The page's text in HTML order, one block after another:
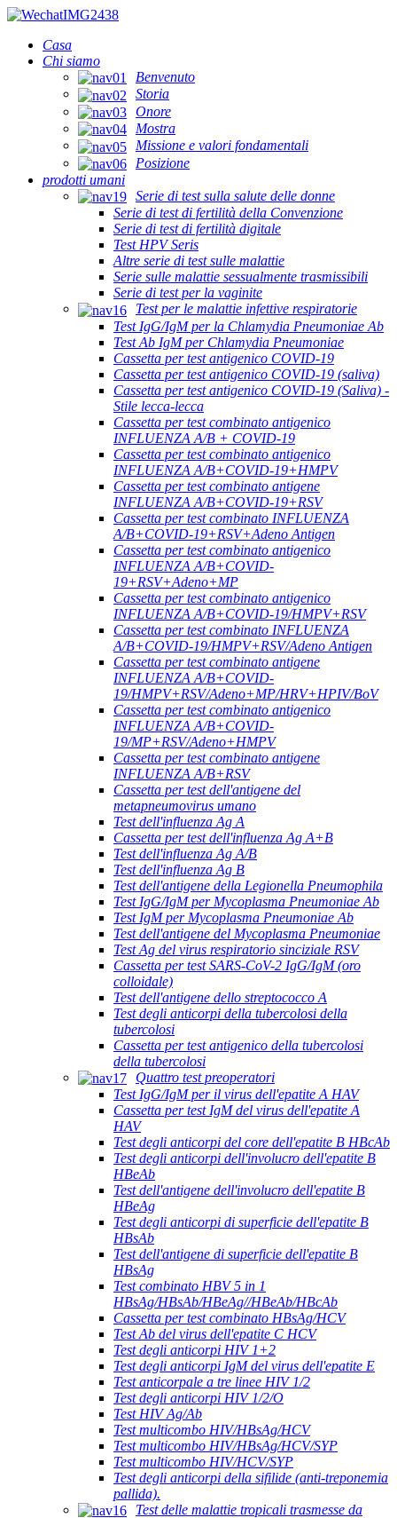
Casa
Chi siamo
Benvenuto
Storia
Onore
Mostra
Missione e valori fondamentali
Posizione
prodotti umani
Serie di test sulla salute delle donne
Serie di test di fertilità della Convenzione
Serie di test di fertilità digitale
Test HPV Seris
Altre serie di test sulle malattie
Serie sulle malattie sessualmente trasmissibili
Serie di test per la vaginite
Test per le malattie infettive respiratorie
Test IgG/IgM per la Chlamydia Pneumoniae Ab
Test Ab IgM per Chlamydia Pneumoniae
Cassetta per test antigenico COVID-19
Cassetta per test antigenico COVID-19 (saliva)
Cassetta per test antigenico COVID-19 (Saliva) -
Stile lecca-lecca
Cassetta per test combinato antigenico
INFLUENZA A/B + COVID-19
Cassetta per test combinato antigenico
INFLUENZA A/B+COVID-19+HMPV
Cassetta per test combinato antigene
INFLUENZA A/B+COVID-19+RSV
Cassetta per test combinato INFLUENZA
A/B+COVID-19+RSV+Adeno Antigen
Cassetta per test combinato antigenico
INFLUENZA A/B+COVID-
19+RSV+Adeno+MP
Cassetta per test combinato antigenico
INFLUENZA A/B+COVID-19/HMPV+RSV
Cassetta per test combinato INFLUENZA
A/B+COVID-19/HMPV+RSV/Adeno Antigen
Cassetta per test combinato antigene
INFLUENZA A/B+COVID-
19/HMPV+RSV/Adeno+MP/HRV+HPIV/BoV
Cassetta per test combinato antigenico
INFLUENZA A/B+COVID-
19/MP+RSV/Adeno+HMPV
Cassetta per test combinato antigene
INFLUENZA A/B+RSV
Cassetta per test dell'antigene del
metapneumovirus umano
Test dell'influenza Ag A
Cassetta per test dell'influenza Ag A+B
Test dell'influenza Ag A/B
Test dell'influenza Ag B
Test dell'antigene della Legionella Pneumophila
Test IgG/IgM per Mycoplasma Pneumoniae Ab
Test IgM per Mycoplasma Pneumoniae Ab
Test dell'antigene del Mycoplasma Pneumoniae
Test Ag del virus respiratorio sinciziale RSV
Cassetta per test SARS-CoV-2 IgG/IgM (oro
colloidale)
Test dell'antigene dello streptococco A
Test degli anticorpi della tubercolosi della
tubercolosi
Cassetta per test antigenico della tubercolosi
della tubercolosi
Quattro test preoperatori
Test IgG/IgM per il virus dell'epatite A HAV
Cassetta per test IgM del virus dell'epatite A
HAV
Test degli anticorpi del core dell'epatite B HBcAb
Test degli anticorpi dell'involucro dell'epatite B
HBeAb
Test dell'antigene dell'involucro dell'epatite B
HBeAg
Test degli anticorpi di superficie dell'epatite B
HBsAb
Test dell'antigene di superficie dell'epatite B
HBsAg
Test combinato HBV 5 in 1
HBsAg/HBsAb/HBeAg//HBeAb/HBcAb
Cassetta per test combinato HBsAg/HCV
Test Ab del virus dell'epatite C HCV
Test degli anticorpi HIV 1+2
Test degli anticorpi IgM del virus dell'epatite E
Test anticorpale a tre linee HIV 1/2
Test degli anticorpi HIV 1/2/O
Test HIV Ag/Ab
Test multicombo HIV/HBsAg/HCV
Test multicombo HIV/HBsAg/HCV/SYP
Test multicombo HIV/HCV/SYP
Test degli anticorpi della sifilide (anti-treponemia
pallida).
Test delle malattie tropicali trasmesse da